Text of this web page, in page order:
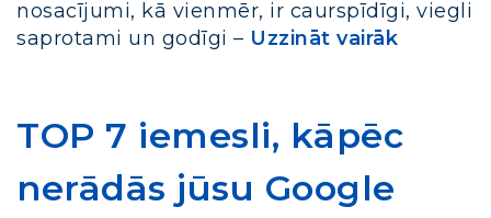
nosacījumi, kā vienmēr, ir caurspīdīgi, viegli
saprotami un godīgi – Uzzināt vairāk
TOP 7 iemesli, kāpēc
nerādās jūsu Google